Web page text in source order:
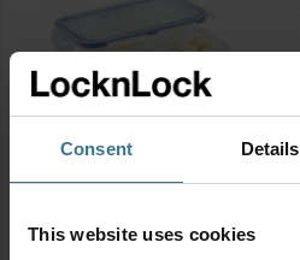
Consent Details
This website uses cookies
cm